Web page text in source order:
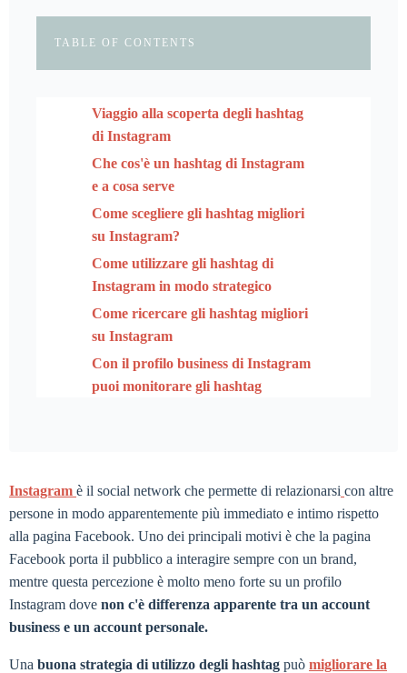
TABLE OF CONTENTS
Viaggio alla scoperta degli hashtag
di Instagram
Che cos'è un hashtag di Instagram
e a cosa serve
Come scegliere gli hashtag migliori
su Instagram?
Come utilizzare gli hashtag di
Instagram in modo strategico
Come ricercare gli hashtag migliori
su Instagram
Con il profilo business di Instagram
puoi monitorare gli hashtag
Instagram è il social network che permette di relazionarsi con altre
persone in modo apparentemente più immediato e intimo rispetto
alla pagina Facebook. Uno dei principali motivi è che la pagina
Facebook porta il pubblico a interagire sempre con un brand,
mentre questa percezione è molto meno forte su un profilo
Instagram dove non c'è differenza apparente tra un account
business e un account personale.
Una buona strategia di utilizzo degli hashtag può migliorare la